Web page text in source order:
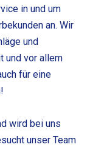
in und um
an. Wir
und
und vor allem
für eine
wird bei uns
unser Team